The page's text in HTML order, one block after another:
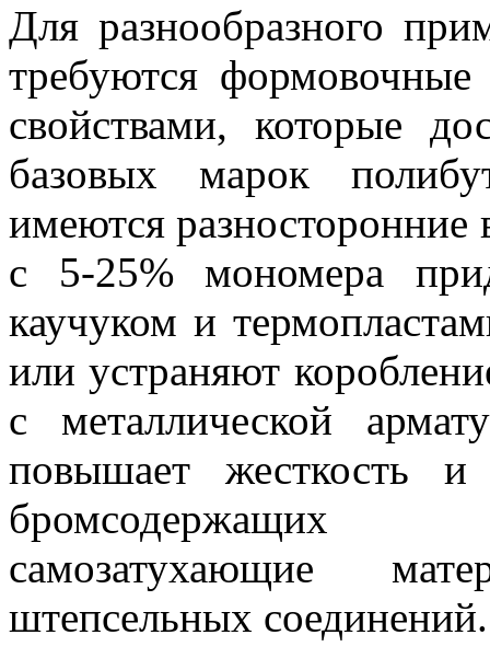
Для разнообразного
требуются
свойствами, которые
базовых марок
имеются
с 5-25% мономера
каучуком и
или устраняют
с металлической
повышает жесткость
бромсодержащих
самозатухающие
штепсельных соединений.